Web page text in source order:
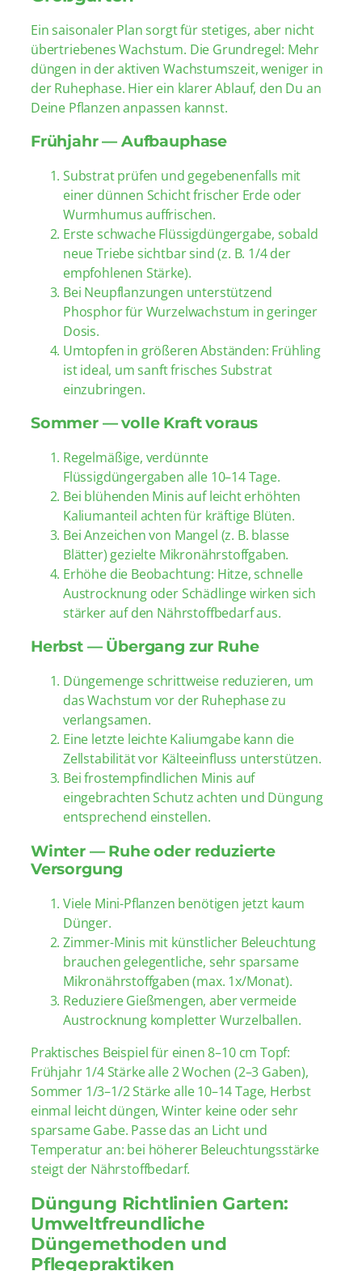
Ein saisonaler Plan sorgt für stetiges, aber nicht
übertriebenes Wachstum. Die Grundregel: Mehr
düngen in der aktiven Wachstumszeit, weniger in
der Ruhephase. Hier ein klarer Ablauf, den Du an
Deine Pflanzen anpassen kannst.
Frühjahr — Aufbauphase
Substrat prüfen und gegebenenfalls mit
einer dünnen Schicht frischer Erde oder
Wurmhumus auffrischen.
Erste schwache Flüssigdüngergabe, sobald
neue Triebe sichtbar sind (z. B. 1/4 der
empfohlenen Stärke).
Bei Neupflanzungen unterstützend
Phosphor für Wurzelwachstum in geringer
Dosis.
Umtopfen in größeren Abständen: Frühling
ist ideal, um sanft frisches Substrat
einzubringen.
Sommer — volle Kraft voraus
Regelmäßige, verdünnte
Flüssigdüngergaben alle 10–14 Tage.
Bei blühenden Minis auf leicht erhöhten
Kaliumanteil achten für kräftige Blüten.
Bei Anzeichen von Mangel (z. B. blasse
Blätter) gezielte Mikronährstoffgaben.
Erhöhe die Beobachtung: Hitze, schnelle
Austrocknung oder Schädlinge wirken sich
stärker auf den Nährstoffbedarf aus.
Herbst — Übergang zur Ruhe
Düngemenge schrittweise reduzieren, um
das Wachstum vor der Ruhephase zu
verlangsamen.
Eine letzte leichte Kaliumgabe kann die
Zellstabilität vor Kälteeinfluss unterstützen.
Bei frostempfindlichen Minis auf
eingebrachten Schutz achten und Düngung
entsprechend einstellen.
Winter — Ruhe oder reduzierte
Versorgung
Viele Mini-Pflanzen benötigen jetzt kaum
Dünger.
Zimmer-Minis mit künstlicher Beleuchtung
brauchen gelegentliche, sehr sparsame
Mikronährstoffgaben (max. 1x/Monat).
Reduziere Gießmengen, aber vermeide
Austrocknung kompletter Wurzelballen.
Praktisches Beispiel für einen 8–10 cm Topf:
Frühjahr 1/4 Stärke alle 2 Wochen (2–3 Gaben),
Sommer 1/3–1/2 Stärke alle 10–14 Tage, Herbst
einmal leicht düngen, Winter keine oder sehr
sparsame Gabe. Passe das an Licht und
Temperatur an: bei höherer Beleuchtungsstärke
steigt der Nährstoffbedarf.
Düngung Richtlinien Garten:
Umweltfreundliche
Düngemethoden und
Pflegepraktiken